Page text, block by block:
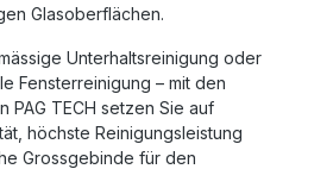
Glasoberflächen.
Unterhaltsreinigung oder
Fensterreinigung – mit den
PAG TECH setzen Sie auf
höchste Reinigungsleistung
Grossgebinde für den